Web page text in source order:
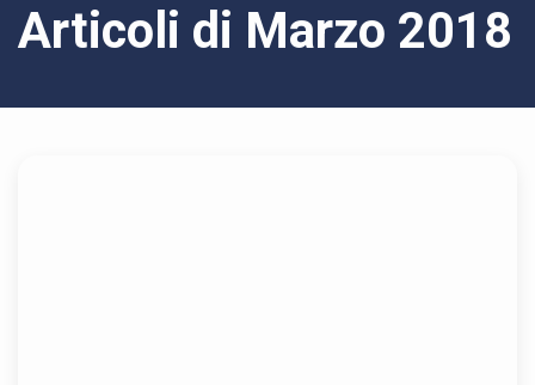
Articoli di Marzo 2018